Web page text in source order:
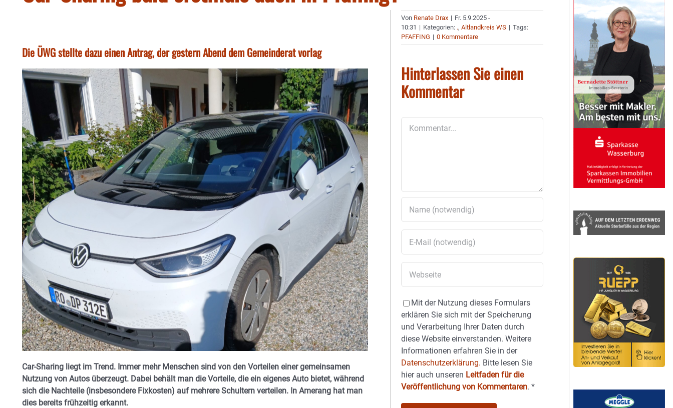
Die ÜWG stellte dazu einen Antrag, der gestern Abend dem Gemeinderat vorlag
Car-Sharing liegt im Trend. Immer mehr Menschen sind von den Vorteilen einer gemeinsamen
Nutzung von Autos überzeugt. Dabei behält man die Vorteile, die ein eigenes Auto bietet, während
sich die Nachteile (insbesondere Fixkosten) auf mehrere Schultern verteilen. In Amerang hat man
dies bereits frühzeitig erkannt.
Von Renate Drax | Fr. 5.9.2025 -
10:31 | Kategorien: .,Altlandkreis WS | Tags:
PFAFFING | 0 Kommentare
Hinterlassen Sie einen
Kommentar
Mit der Nutzung dieses Formulars
erklären Sie sich mit der Speicherung
und Verarbeitung Ihrer Daten durch
diese Website einverstanden. Weitere
Informationen erfahren Sie in der
Datenschutzerklärung. Bitte lesen Sie
hier auch unseren Leitfaden für die
Veröffentlichung von Kommentaren.*